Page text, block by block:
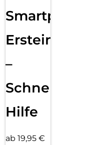
Smartphone
Ersteinrichtung
–
Schnelle
Hilfe
ab 19,95 €